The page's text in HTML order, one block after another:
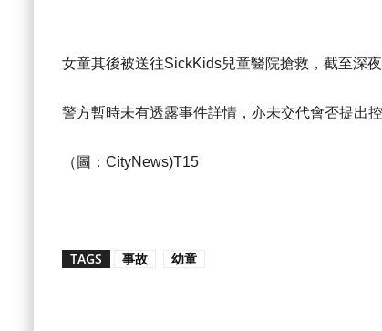
女童其後被送往SickKids兒童醫院搶救，截至深夜
警方暫時未有透露事件詳情，亦未交代會否提出
（圖：CityNews)T15
TAGS 事故 幼童